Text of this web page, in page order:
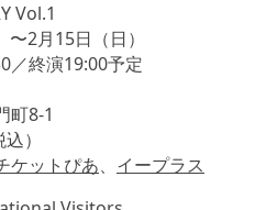
Vol.1
2月15日（日）
／終演19:00予定
町8-1
）
ケットぴあ、 イープラス